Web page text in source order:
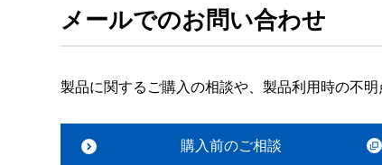
メールでのお問い合わせ
製品に関するご購入の相談や、製品利用時の不
購入前のご相談